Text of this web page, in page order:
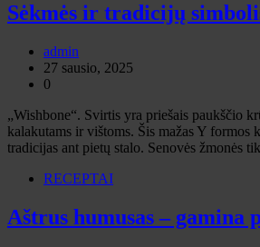
Sėkmės ir tradicijų
admin
27 sausio, 2025
0
„Wishbone“. Svirtis yra priešais paukščio
kalakutams ir vištoms. Šis mažas Y formos
tradicijas ant pietų stalo. Senovės žmonės
RECEPTAI
Aštrus humusas – gamina